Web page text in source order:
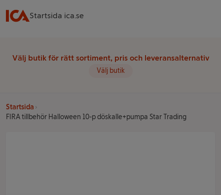
Startsida ica.se
Välj butik för rätt sortiment, pris och leveransalternativ
Välj butik
Startsida
FIRA tillbehör Halloween 10-p döskalle+pumpa Star Trading